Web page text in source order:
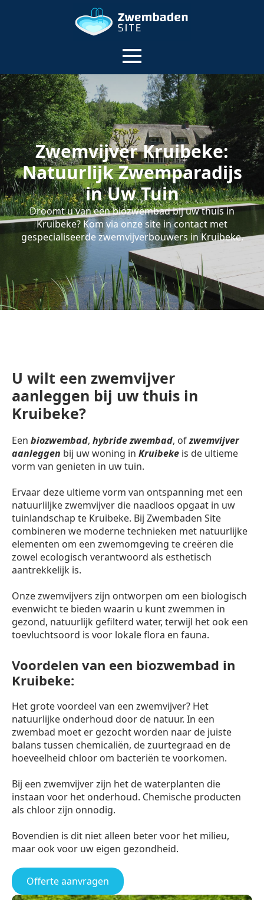
Zwemvijver Kruibeke:
Natuurlijk Zwemparadijs
in Uw Tuin
Droomt u van een biozwembad bij uw thuis in
Kruibeke? Kom via onze site in contact met
gespecialiseerde zwemvijverbouwers in Kruibeke.
U wilt een zwemvijver
aanleggen bij uw thuis in
Kruibeke?
Een biozwembad, hybride zwembad, ofzwemvijver
aanleggen bij uw woning in Kruibeke is de ultieme
vorm van genieten in uw tuin.
Ervaar deze ultieme vorm van ontspanning met een
natuurliljke zwemvijver die naadloos opgaat in uw
tuinlandschap te Kruibeke. Bij Zwembaden Site
combineren we moderne technieken met natuurlijke
elementen om een zwemomgeving te creëren die
zowel ecologisch verantwoord als esthetisch
aantrekkelijk is.
Onze zwemvijvers zijn ontworpen om een biologisch
evenwicht te bieden waarin u kunt zwemmen in
gezond, natuurlijk gefilterd water, terwijl het ook een
toevluchtsoord is voor lokale flora en fauna.
Voordelen van een biozwembad in
Kruibeke:
Het grote voordeel van een zwemvijver? Het
natuurlijke onderhoud door de natuur. In een
zwembad moet er gezocht worden naar de juiste
balans tussen chemicaliën, de zuurtegraad en de
hoeveelheid chloor om bacteriën te voorkomen.
Bij een zwemvijver zijn het de waterplanten die
instaan voor het onderhoud. Chemische producten
als chloor zijn onnodig.
Bovendien is dit niet alleen beter voor het milieu,
maar ook voor uw eigen gezondheid.
Offerte aanvragen